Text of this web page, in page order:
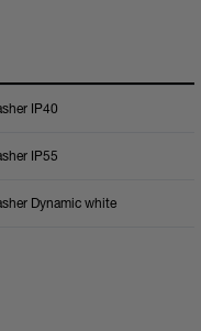
IP40
IP55
Dynamic white